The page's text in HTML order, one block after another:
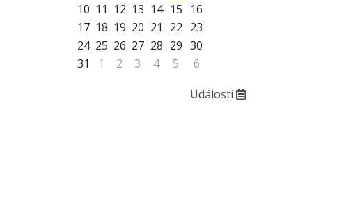
10 11 12 13 14 15
16
17 18 19 20 21 22 23
24 25 26 27 28 29 30
31
1 2 3 4 5 6
Události